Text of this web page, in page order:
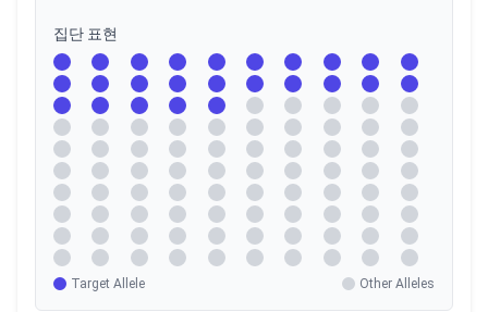
집단 표현
Target Allele Other Alleles